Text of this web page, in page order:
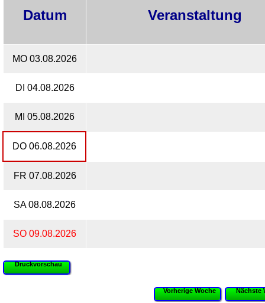
Datum Veranstaltung
MO 03.08.2026
DI 04.08.2026
MI 05.08.2026
DO 06.08.2026
FR 07.08.2026
SA 08.08.2026
SO 09.08.2026
Druckvorschau
Vorherige Woche Nächste